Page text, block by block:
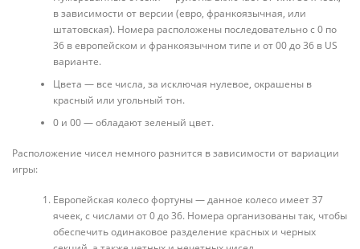
в зависимости от версии (евро, франкоязычная, или
штатовская). Номера расположены последовательно с 0 по
36 в европейском и франкоязычном типе и от 00 до 36 в US
варианте.
Цвета — все числа, за исключая нулевое, окрашены в
красный или угольный тон.
0 и 00 — обладают зеленый цвет.
Расположение чисел немного разнится в зависимости от вариации
игры:
Европейская колесо фортуны — данное колесо имеет 37
ячеек, с числами от 0 до 36. Номера организованы так, чтобы
обеспечить одинаковое разделение красных и черных